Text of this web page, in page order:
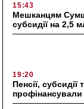
15:43
Мешканцям
субсидії на 2,5
19:20
Пенсії,